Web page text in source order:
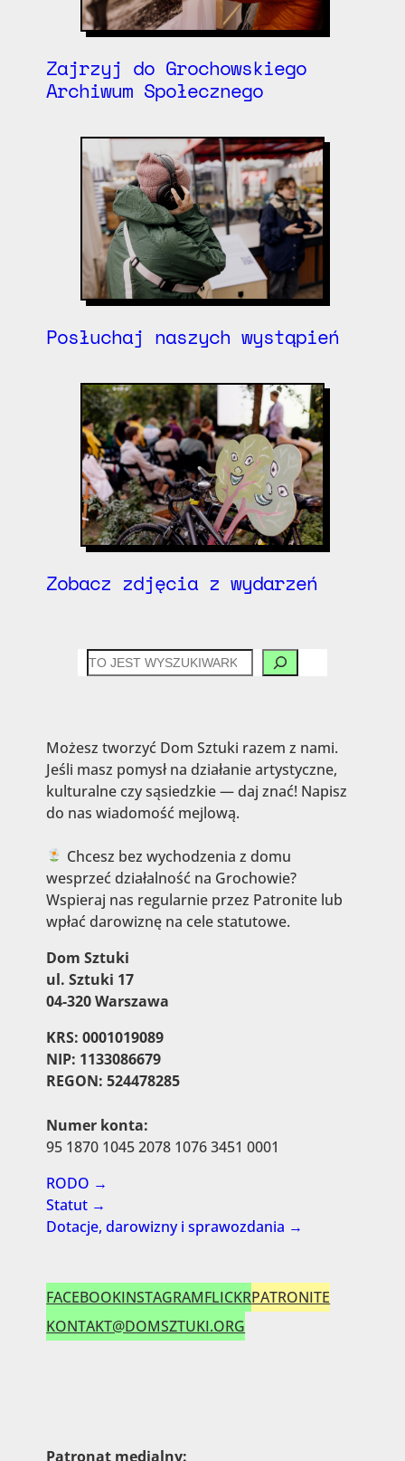
Zajrzyj do Grochowskiego
Archiwum Społecznego
Posłuchaj naszych wystąpień
Zobacz zdjęcia z wydarzeń
CZEGO
SZUKASZ?
Możesz tworzyć Dom Sztuki razem z nami.
Jeśli masz pomysł na działanie artystyczne,
kulturalne czy sąsiedzkie — daj znać! Napisz
do nas wiadomość mejlową.
Chcesz bez wychodzenia z domu
wesprzeć działalność na Grochowie?
Wspieraj nas regularnie przez Patronite lub
wpłać darowiznę na cele statutowe.
Dom Sztuki
ul. Sztuki 17
04-320 Warszawa
KRS: 0001019089
NIP: 1133086679
REGON: 524478285
Numer konta:
95 1870 1045 2078 1076 3451 0001
RODO →
Statut →
Dotacje, darowizny i sprawozdania →
FACEBOOKINSTAGRAMFLICKRPATRONITE
KONTAKT@DOMSZTUKI.ORG
Patronat medialny: